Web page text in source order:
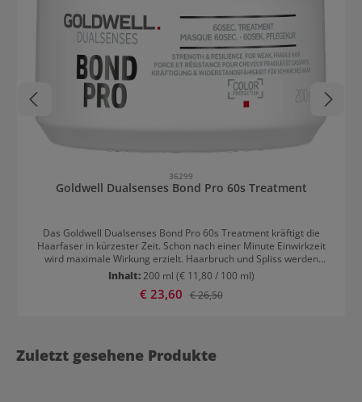
36299
Goldwell Dualsenses Bond Pro 60s Treatment
Das Goldwell Dualsenses Bond Pro 60s Treatment kräftigt die
Haarfaser in kürzester Zeit. Schon nach einer Minute Einwirkzeit
wird maximale Wirkung erzielt. Haarbruch und Spliss werden
vorgebeugt, ohne die Haare zu beschweren. Somit ist das
Treatment auch für feines Haar perfekt geeignet. Es versiegelt die
Schuppenschicht und sorgt für Geschmeidigkeit und Glanz.
wieder gründlich aus dem Haar gespült. Das Treatment sollte
einmal in der Woche anstelle des Conditioners verwendet werden.
Inhalt:200 ml (€ 11,80 / 100 ml)
Verkaufspreis:
€ 23,60 Regulärer Preis:
€ 26,50
Zuletzt gesehene Produkte